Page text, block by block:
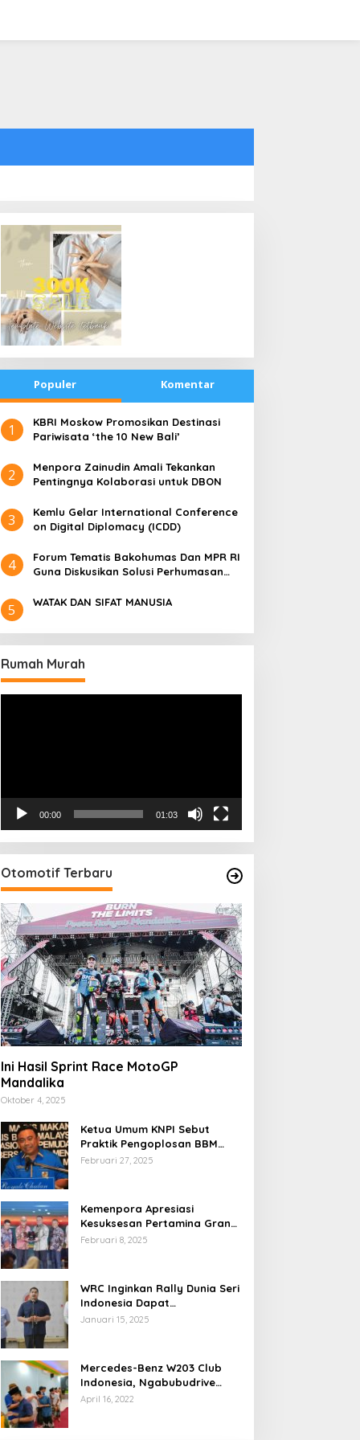
Populer Komentar
1
​KBRI Moskow Promosikan Destinasi
Pariwisata ‘the 10 New Bali’
2
​Menpora Zainudin Amali Tekankan
Pentingnya Kolaborasi untuk DBON
3
​Kemlu Gelar International Conference
on Digital Diplomacy (ICDD)
4
Forum Tematis Bakohumas Dan MPR RI
Guna Diskusikan Solusi Perhumasan
Masing
5 WATAK DAN SIFAT MANUSIA
Rumah Murah
00:00 01:03
Otomotif Terbaru
Ini Hasil Sprint Race MotoGP
Mandalika
Oktober 4, 2025
Ketua Umum KNPI Sebut
Praktik Pengoplosan BBM
Cederai Kepercayaan
Februari 27, 2025
Kemenpora Apresiasi
Kesuksesan Pertamina Grand
Prix of Indonesia 2024
Februari 8, 2025
WRC Inginkan Rally Dunia Seri
Indonesia Dapat
Terselenggara 2026
Januari 15, 2025
Mercedes-Benz W203 Club
Indonesia, Ngabubudrive
Ramadhan 2022
April 16, 2022